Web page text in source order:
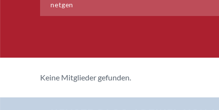
Keine Mitglieder gefunden.